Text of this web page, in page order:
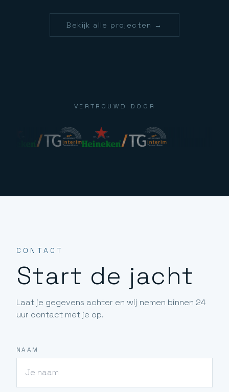
Bekijk alle projecten →
VERTROUWD DOOR
CONTACT
Start de jacht
Laat je gegevens achter en wij nemen binnen 24
uur contact met je op.
NAAM